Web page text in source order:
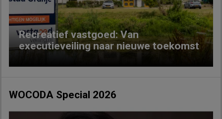
Recreatief vastgoed: Van
executieveiling naar nieuwe toekomst
WOCODA Special 2026